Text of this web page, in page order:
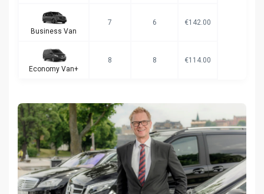
Business Van
7 6 €142.00
Economy Van+
8 8 €114.00